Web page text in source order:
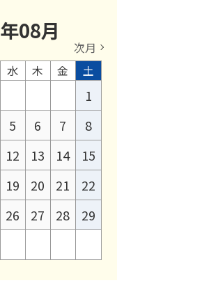
年08月
次月
水 木 金 土
1
5 6 7
8
12 13 14
15
19 20 21
22
26 27 28
29